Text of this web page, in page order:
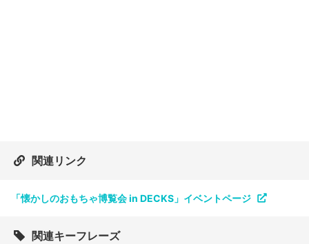
関連リンク
「懐かしのおもちゃ博覧会 in DECKS」イベントページ
関連キーフレーズ